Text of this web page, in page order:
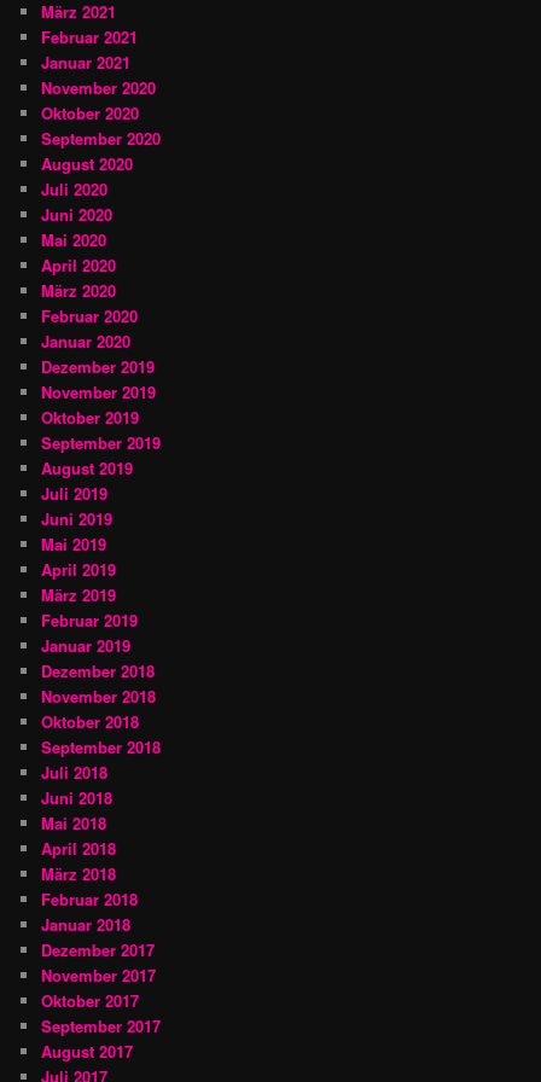
März 2021
Februar 2021
Januar 2021
November 2020
Oktober 2020
September 2020
August 2020
Juli 2020
Juni 2020
Mai 2020
April 2020
März 2020
Februar 2020
Januar 2020
Dezember 2019
November 2019
Oktober 2019
September 2019
August 2019
Juli 2019
Juni 2019
Mai 2019
April 2019
März 2019
Februar 2019
Januar 2019
Dezember 2018
November 2018
Oktober 2018
September 2018
Juli 2018
Juni 2018
Mai 2018
April 2018
März 2018
Februar 2018
Januar 2018
Dezember 2017
November 2017
Oktober 2017
September 2017
August 2017
Juli 2017